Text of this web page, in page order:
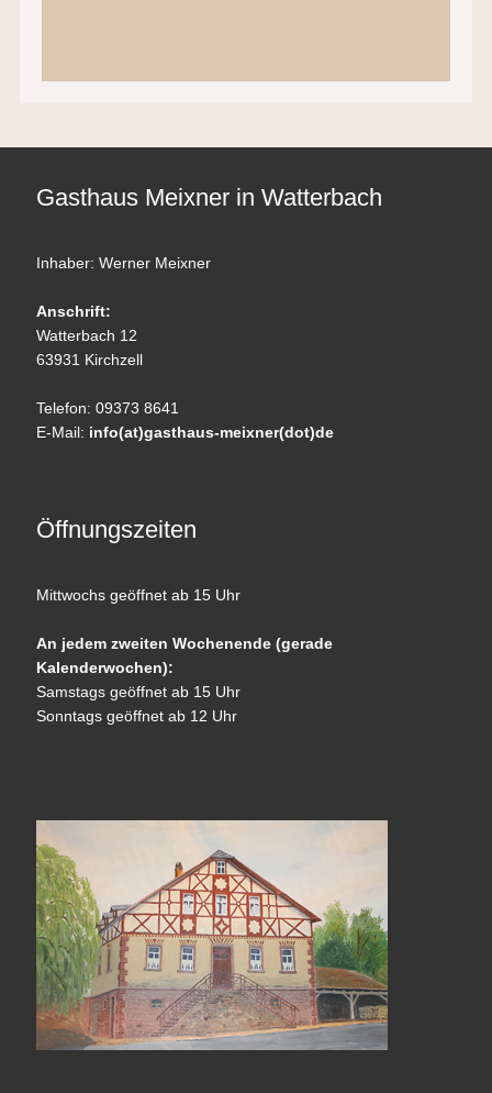
Gasthaus Meixner in Watterbach
Inhaber: Werner Meixner
Anschrift:
Watterbach 12
63931 Kirchzell
Telefon: 09373 8641
E-Mail: info(at)gasthaus-meixner(dot)de
Öffnungszeiten
Mittwochs geöffnet ab 15 Uhr
An jedem zweiten Wochenende (gerade
Kalenderwochen):
Samstags geöffnet ab 15 Uhr
Sonntags geöffnet ab 12 Uhr